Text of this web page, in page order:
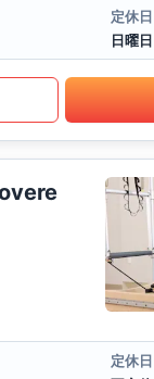
定休日
日曜日
定休日